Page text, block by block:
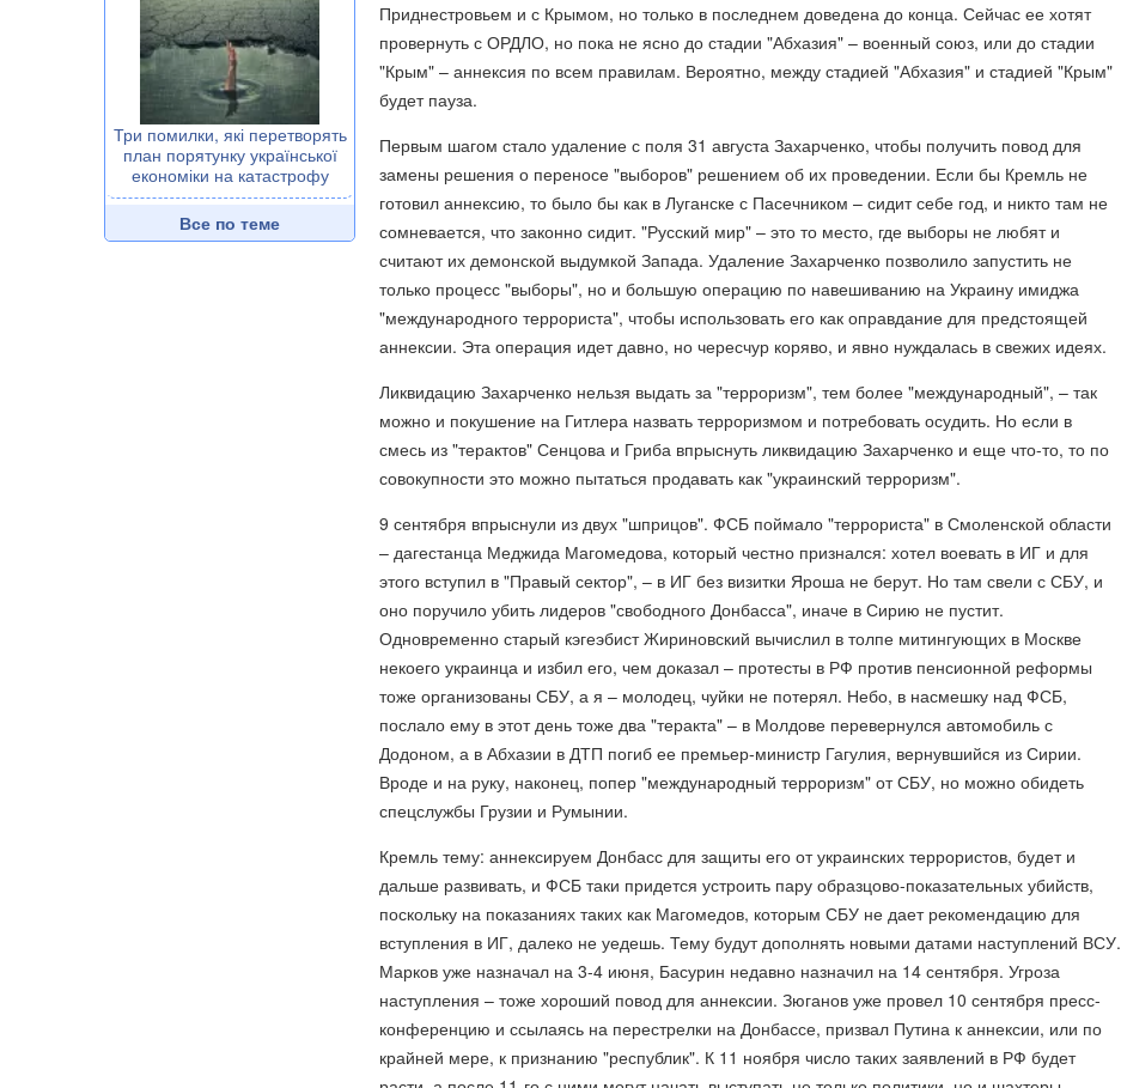
Три помилки, які перетворять
план порятунку української
економіки на катастрофу
Все по теме
Приднестровьем и с Крымом, но только в последнем доведена до конца. Сейчас ее хотят
провернуть с ОРДЛО, но пока не ясно до стадии "Абхазия" – военный союз, или до стадии
"Крым" – аннексия по всем правилам. Вероятно, между стадией "Абхазия" и стадией "Крым"
будет пауза.
Первым шагом стало удаление с поля 31 августа Захарченко, чтобы получить повод для
замены решения о переносе "выборов" решением об их проведении. Если бы Кремль не
готовил аннексию, то было бы как в Луганске с Пасечником – сидит себе год, и никто там не
сомневается, что законно сидит. "Русский мир" – это то место, где выборы не любят и
считают их демонской выдумкой Запада. Удаление Захарченко позволило запустить не
только процесс "выборы", но и большую операцию по навешиванию на Украину имиджа
"международного террориста", чтобы использовать его как оправдание для предстоящей
аннексии. Эта операция идет давно, но чересчур коряво, и явно нуждалась в свежих идеях.
Ликвидацию Захарченко нельзя выдать за "терроризм", тем более "международный", – так
можно и покушение на Гитлера назвать терроризмом и потребовать осудить. Но если в
смесь из "терактов" Сенцова и Гриба впрыснуть ликвидацию Захарченко и еще что-то, то по
совокупности это можно пытаться продавать как "украинский терроризм".
9 сентября впрыснули из двух "шприцов". ФСБ поймало "террориста" в Смоленской области
– дагестанца Меджида Магомедова, который честно признался: хотел воевать в ИГ и для
этого вступил в "Правый сектор", – в ИГ без визитки Яроша не берут. Но там свели с СБУ, и
оно поручило убить лидеров "свободного Донбасса", иначе в Сирию не пустит.
Одновременно старый кэгеэбист Жириновский вычислил в толпе митингующих в Москве
некоего украинца и избил его, чем доказал – протесты в РФ против пенсионной реформы
тоже организованы СБУ, а я – молодец, чуйки не потерял. Небо, в насмешку над ФСБ,
послало ему в этот день тоже два "теракта" – в Молдове перевернулся автомобиль с
Додоном, а в Абхазии в ДТП погиб ее премьер-министр Гагулия, вернувшийся из Сирии.
Вроде и на руку, наконец, попер "международный терроризм" от СБУ, но можно обидеть
спецслужбы Грузии и Румынии.
Кремль тему: аннексируем Донбасс для защиты его от украинских террористов, будет и
дальше развивать, и ФСБ таки придется устроить пару образцово-показательных убийств,
поскольку на показаниях таких как Магомедов, которым СБУ не дает рекомендацию для
вступления в ИГ, далеко не уедешь. Тему будут дополнять новыми датами наступлений ВСУ.
Марков уже назначал на 3-4 июня, Басурин недавно назначил на 14 сентября. Угроза
наступления – тоже хороший повод для аннексии. Зюганов уже провел 10 сентября пресс-
конференцию и ссылаясь на перестрелки на Донбассе, призвал Путина к аннексии, или по
крайней мере, к признанию "республик". К 11 ноября число таких заявлений в РФ будет